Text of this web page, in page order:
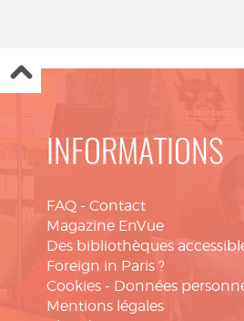
INFORMATIONS
FAQ - Contact
Magazine EnVue
Des bibliothèques
Foreign in Paris ?
Cookies - Données
Mentions légales